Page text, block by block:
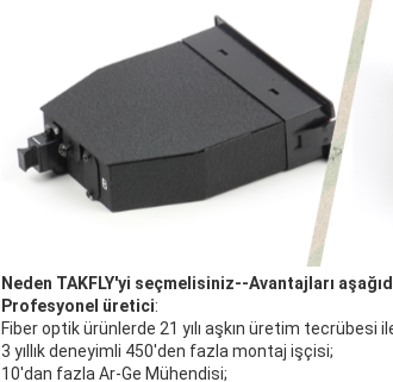
Neden TAKFLY'yi seçmelisiniz--Avantajları
Profesyonel üretici:
Fiber optik ürünlerde 21 yılı aşkın üretim tecrübesi
3 yıllık deneyimli 450'den fazla montaj işçisi;
10'dan fazla Ar-Ge Mühendisi;